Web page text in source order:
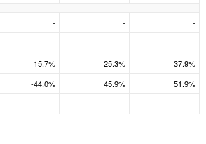
- - -
- - -
15.7% 25.3% 37.9%
-44.0% 45.9% 51.9%
- - -